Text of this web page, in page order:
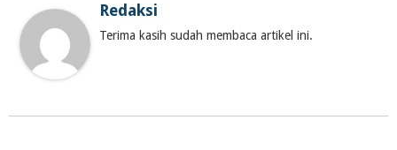
Redaksi
Terima kasih sudah membaca artikel ini.